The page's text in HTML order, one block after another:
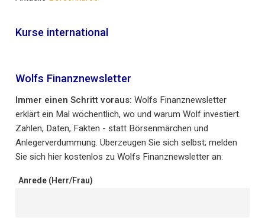
Kurse international
Wolfs Finanznewsletter
Immer einen Schritt voraus: Wolfs Finanznewsletter
erklärt ein Mal wöchentlich, wo und warum Wolf investiert.
Zahlen, Daten, Fakten - statt Börsenmärchen und
Anlegerverdummung. Überzeugen Sie sich selbst; melden
Sie sich hier kostenlos zu Wolfs Finanznewsletter an:
Anrede (Herr/Frau)